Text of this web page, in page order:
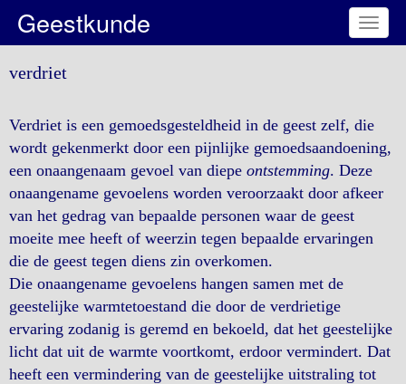
Toggle
Geestkunde
verdriet
Verdriet is een gemoedsgesteldheid in de geest zelf, die
wordt gekenmerkt door een pijnlijke gemoedsaandoening,
een onaangenaam gevoel van diepe ontstemming. Deze
onaangename gevoelens worden veroorzaakt door afkeer
van het gedrag van bepaalde personen waar de geest
moeite mee heeft of weerzin tegen bepaalde ervaringen
die de geest tegen diens zin overkomen.
Die onaangename gevoelens hangen samen met de
geestelijke warmtetoestand die door de verdrietige
ervaring zodanig is geremd en bekoeld, dat het geestelijke
licht dat uit de warmte voortkomt, erdoor vermindert. Dat
heeft een vermindering van de geestelijke uitstraling tot